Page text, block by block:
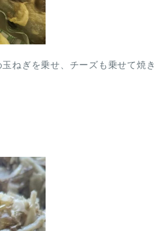
ねぎを乗せ、チーズも乗せて焼き